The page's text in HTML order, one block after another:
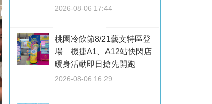
2026-08-06 17:44
桃園冷飲節8/21藝文特區登
場 機捷A1、A12站快閃店
暖身活動即日搶先開跑
2026-08-06 16:29